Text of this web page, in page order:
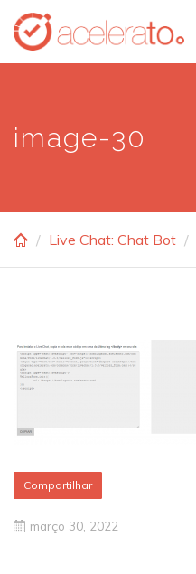
Skip
main
image-30
Live Chat: Chat Bot
Compartilhar
março 30, 2022